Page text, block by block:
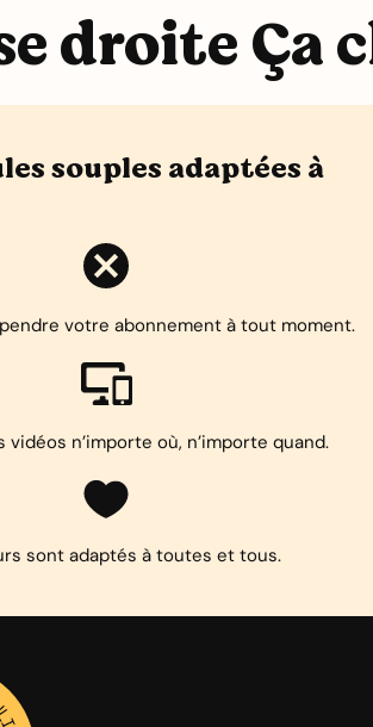
droite Ça
souples adaptées à
votre abonnement à tout moment.
vidéos n’importe où, n’importe quand.
sont adaptés à toutes et tous.